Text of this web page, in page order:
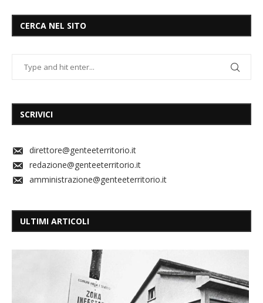
CERCA NEL SITO
SCRIVICI
direttore@genteeterritorio.it
redazione@genteeterritorio.it
amministrazione@genteeterritorio.it
ULTIMI ARTICOLI